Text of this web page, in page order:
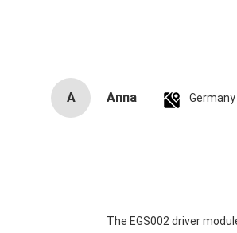
A Anna Germany
The EGS002 driver